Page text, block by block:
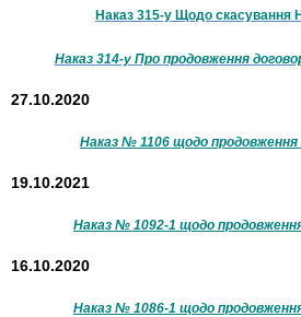
Наказ 315-у Щодо скасування
Наказ 314-у Про продовження
27.10.2020
Наказ № 1106 щодо продовження
19.10.2021
Наказ № 1092-1 щодо
16.10.2020
Наказ № 1086-1 щодо